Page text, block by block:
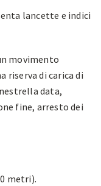
lancette e indici
movimento
riserva di carica di
data,
fine, arresto dei
metri).